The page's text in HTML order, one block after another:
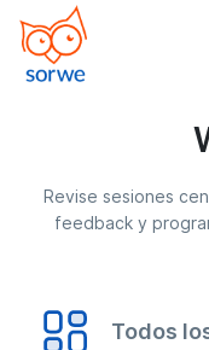
Revise sesiones
feedback y
Todos